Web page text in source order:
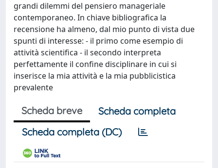
grandi dilemmi del pensiero manageriale
contemporaneo. In chiave bibliografica la
recensione ha almeno, dal mio punto di vista due
spunti di interesse: - il primo come esempio di
attività scientifica - il secondo interpreta
perfettamente il confine disciplinare in cui si
inserisce la mia attività e la mia pubblicistica
prevalente
Scheda breve
Scheda completa
Scheda completa (DC)